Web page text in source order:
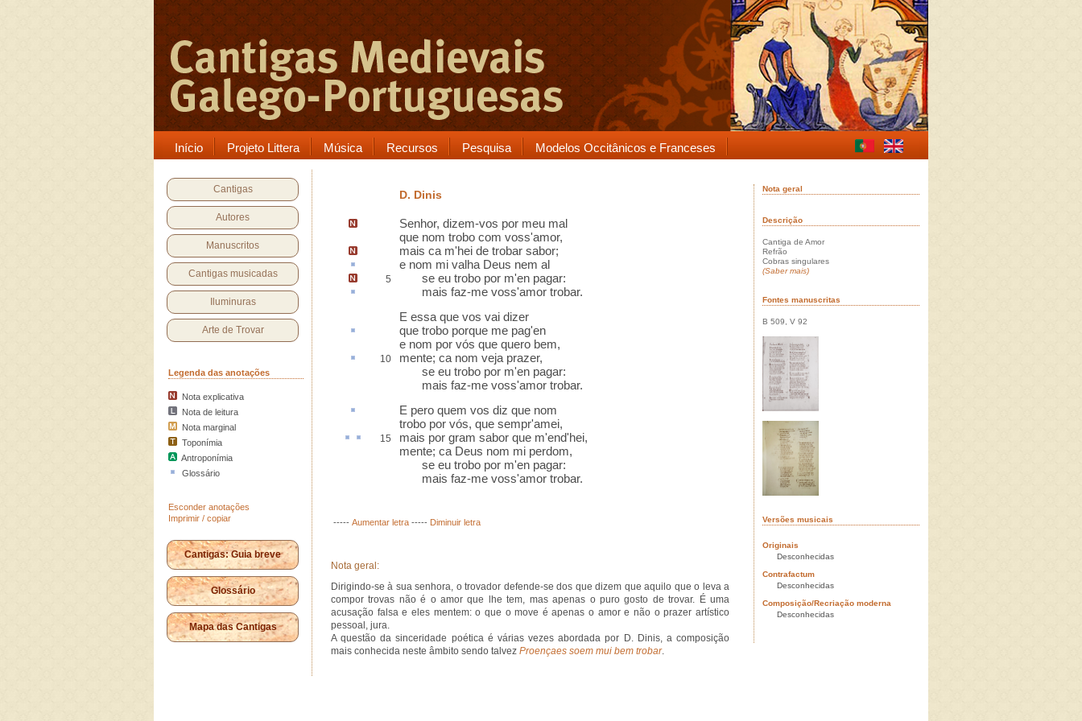
Início Projeto Littera Música Recursos Pesquisa Modelos Occitânicos e Franceses
Cantigas
Autores
Manuscritos
Cantigas musicadas
Iluminuras
Arte de Trovar
Legenda das anotações
Nota explicativa
Nota de leitura
Nota marginal
Toponímia
Antroponímia
Glossário
Esconder anotações
Imprimir / copiar
Cantigas: Guia breve
Glossário
Mapa das Cantigas
D. Dinis
Senhor, dizem-vos por meu mal
que nom trobo com voss'amor,
mais ca m'hei de trobar sabor;
e nom mi valha Deus nem al
5 se eu trobo por m'en pagar:
mais faz-me voss'amor trobar.
E essa que vos vai dizer
que trobo porque me pag'en
e nom por vós que quero bem,
10 mente; ca nom veja prazer,
se eu trobo por m'en pagar:
mais faz-me voss'amor trobar.
E pero quem vos diz que nom
trobo por vós, que sempr'amei,
15 mais por gram sabor que m'end'hei,
mente; ca Deus nom mi perdom,
se eu trobo por m'en pagar:
mais faz-me voss'amor trobar.
----- Aumentar letra ----- Diminuir letra
Nota geral:
Dirigindo-se à sua senhora, o trovador defende-se dos que dizem que aquilo que o leva a
compor trovas não é o amor que lhe tem, mas apenas o puro gosto de trovar. É uma
acusação falsa e eles mentem: o que o move é apenas o amor e não o prazer artístico
pessoal, jura.
A questão da sinceridade poética é várias vezes abordada por D. Dinis, a composição
mais conhecida neste âmbito sendo talvez Proençaes soem mui bem trobar.
Nota geral
Descrição
Cantiga de Amor
Refrão
Cobras singulares
(Saber mais)
Fontes manuscritas
B 509, V 92
Versões musicais
Originais
Desconhecidas
Contrafactum
Desconhecidas
Composição/Recriação moderna
Desconhecidas